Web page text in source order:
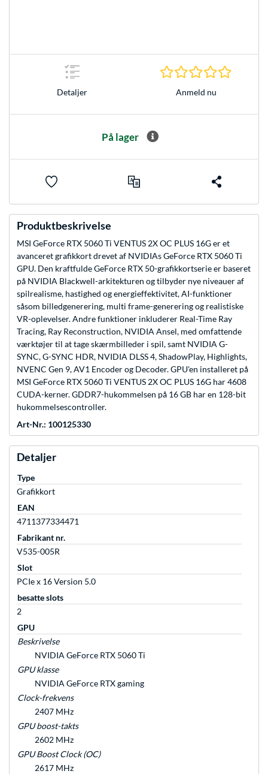
Detaljer Anmeld nu
På lager
Produktbeskrivelse
MSI GeForce RTX 5060 Ti VENTUS 2X OC PLUS 16G er et
avanceret grafikkort drevet af NVIDIAs GeForce RTX 5060 Ti
GPU. Den kraftfulde GeForce RTX 50-grafikkortserie er baseret
på NVIDIA Blackwell-arkitekturen og tilbyder nye niveauer af
spilrealisme, hastighed og energieffektivitet, AI-funktioner
såsom billedgenerering, multi frame-generering og realistiske
VR-oplevelser. Andre funktioner inkluderer Real-Time Ray
Tracing, Ray Reconstruction, NVIDIA Ansel, med omfattende
værktøjer til at tage skærmbilleder i spil, samt NVIDIA G-
SYNC, G-SYNC HDR, NVIDIA DLSS 4, ShadowPlay, Highlights,
NVENC Gen 9, AV1 Encoder og Decoder. GPU'en installeret på
MSI GeForce RTX 5060 Ti VENTUS 2X OC PLUS 16G har 4608
CUDA-kerner. GDDR7-hukommelsen på 16 GB har en 128-bit
hukommelsescontroller.
Art-Nr.: 100125330
Detaljer
Type
Grafikkort
EAN
4711377334471
Fabrikant nr.
V535-005R
Slot
PCIe x 16 Version 5.0
besatte slots
2
GPU
Beskrivelse
NVIDIA GeForce RTX 5060 Ti
GPU klasse
NVIDIA GeForce RTX gaming
Clock-frekvens
2407 MHz
GPU boost-takts
2602 MHz
GPU Boost Clock (OC)
2617 MHz